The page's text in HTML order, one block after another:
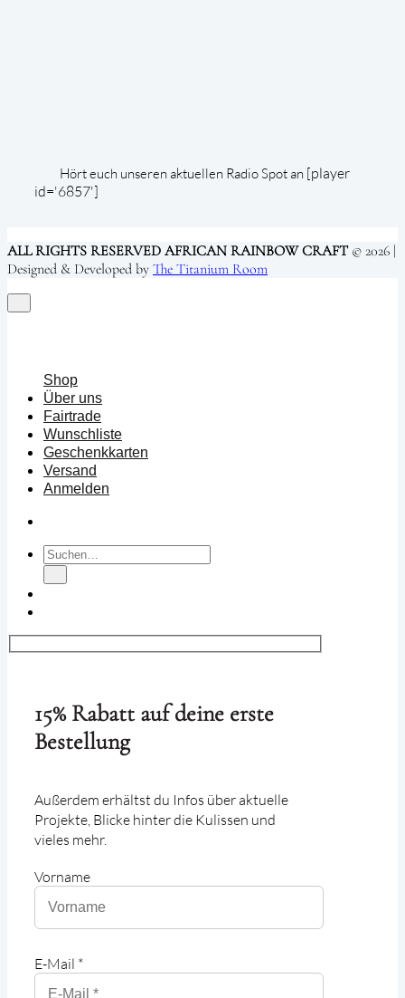
Hört euch unseren aktuellen Radio Spot an [player
id='6857']
ALL RIGHTS RESERVED AFRICAN RAINBOW CRAFT© 2026 |
Designed & Developed by The Titanium Room
Shop
Über uns
Fairtrade
Wunschliste
Geschenkkarten
Versand
Anmelden
Suchen
nach:
15% Rabatt auf deine erste
Bestellung
Außerdem erhältst du Infos über aktuelle
Projekte, Blicke hinter die Kulissen und
vieles mehr.
Vorname
E-Mail *